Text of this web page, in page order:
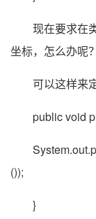
现在要求在类
坐标，怎么办呢？
可以这样来定
public void
());
}